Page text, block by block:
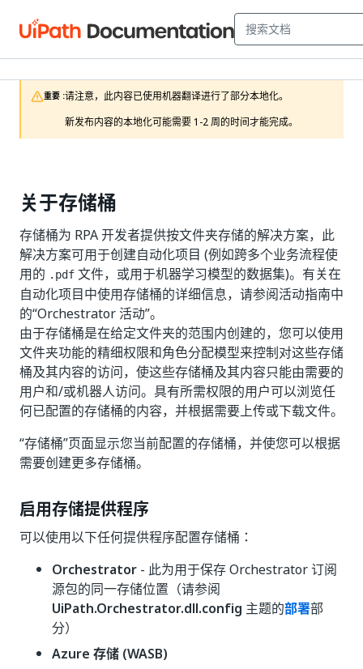
重要 :请注意，此内容已使用机器翻译进行了部分本地化。
新发布内容的本地化可能需要 1-2 周的时间才能完成。
关于存储桶
存储桶为 RPA 开发者提供按文件夹存储的解决方案，此
解决方案可用于创建自动化项目 (例如跨多个业务流程使
用的 .pdf 文件，或用于机器学习模型的数据集)。有关在
自动化项目中使用存储桶的详细信息，请参阅活动指南中
的“Orchestrator 活动”。
由于存储桶是在给定文件夹的范围内创建的，您可以使用
文件夹功能的精细权限和角色分配模型来控制对这些存储
桶及其内容的访问，使这些存储桶及其内容只能由需要的
用户和/或机器人访问。具有所需权限的用户可以浏览任
何已配置的存储桶的内容，并根据需要上传或下载文件。
“存储桶”页面显示您当前配置的存储桶，并使您可以根据
需要创建更多存储桶。
启用存储提供程序
可以使用以下任何提供程序配置存储桶：
Orchestrator - 此为用于保存 Orchestrator 订阅
源包的同一存储位置（请参阅
UiPath.Orchestrator.dll.config 主题的部署部
分）
Azure 存储 (WASB)